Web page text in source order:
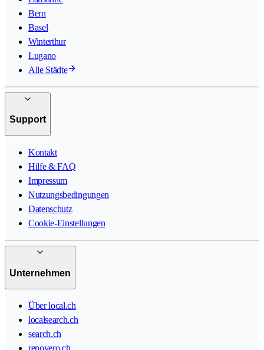
Bern
Basel
Winterthur
Lugano
Alle Städte
Support
Kontakt
Hilfe & FAQ
Impressum
Nutzungsbedingungen
Datenschutz
Cookie-Einstellungen
Unternehmen
Über local.ch
localsearch.ch
search.ch